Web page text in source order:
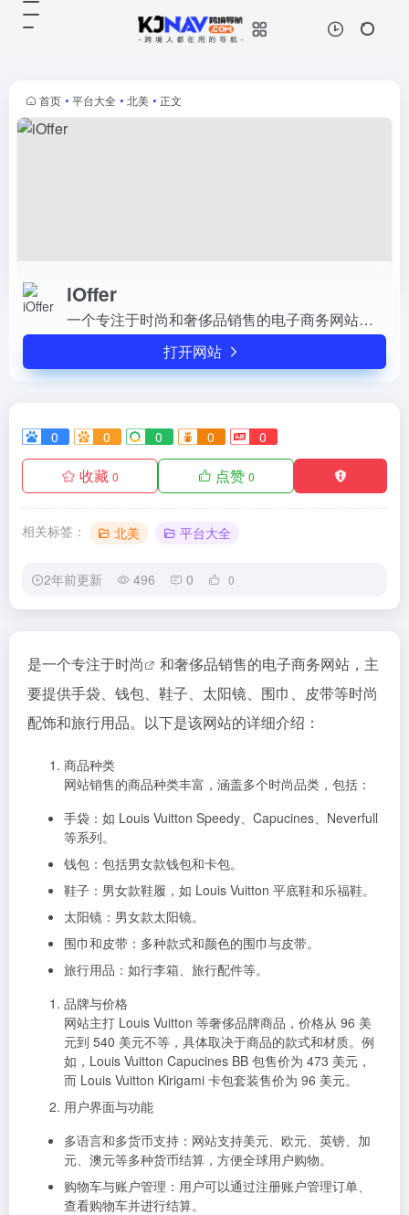
首页 • 平台大全 • 北美 • 正文
iOffer
一个专注于时尚和奢侈品销售的电子商务网站，主要提供手袋、钱包、鞋子、太阳镜、围巾、皮带等时尚配饰和旅行用品。
打开网站
0 0 0 0 0
收藏 0 点赞 0
相关标签： 北美 平台大全
2年前更新 496 0 0
子、太阳镜、围巾、皮带等时尚配饰
和旅行用品。
是一个专注于时尚
和奢侈品销售的电子商务网站，主
要提供手袋、钱包、鞋子、太阳镜、围巾、皮带等时尚
配饰和旅行用品。以下是该网站的详细介绍：
商品种类
网站销售的商品种类丰富，涵盖多个时尚品类，包括：
手袋：如 Louis Vuitton Speedy、Capucines、Neverfull
等系列。
钱包：包括男女款钱包和卡包。
鞋子：男女款鞋履，如 Louis Vuitton 平底鞋和乐福鞋。
太阳镜：男女款太阳镜。
围巾和皮带：多种款式和颜色的围巾与皮带。
旅行用品：如行李箱、旅行配件等。
品牌与价格
网站主打 Louis Vuitton 等奢侈品牌商品，价格从 96 美
元到 540 美元不等，具体取决于商品的款式和材质。例
如，Louis Vuitton Capucines BB 包售价为 473 美元，
而 Louis Vuitton Kirigami 卡包套装售价为 96 美元。
用户界面与功能
多语言和多货币支持：网站支持美元、欧元、英镑、加
元、澳元等多种货币结算，方便全球用户购物。
购物车与账户管理：用户可以通过注册账户管理订单、
查看购物车并进行结算。